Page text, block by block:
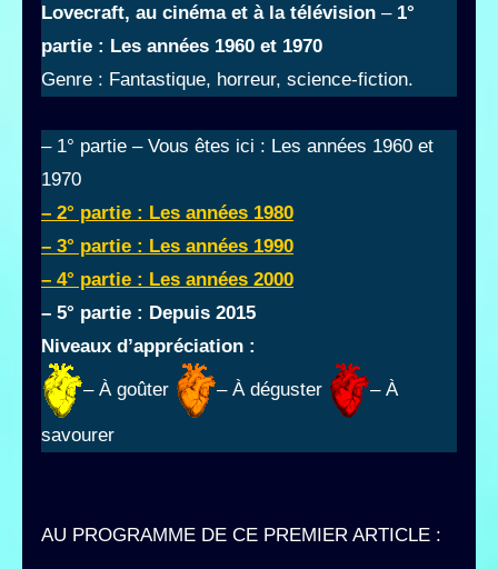
Lovecraft, au cinéma et à la télévision – 1°
partie : Les années 1960 et 1970
Genre : Fantastique, horreur, science-fiction.
– 1° partie – Vous êtes ici : Les années 1960 et
1970
– 2° partie : Les années 1980
– 3° partie : Les années 1990
– 4° partie : Les années 2000
– 5° partie : Depuis 2015
Niveaux d’appréciation :
– À goûter – À déguster – À
savourer
AU PROGRAMME DE CE PREMIER ARTICLE :